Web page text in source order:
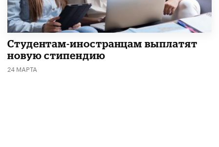
Студентам-иностранцам выплатят
новую стипендию
24 МАРТА